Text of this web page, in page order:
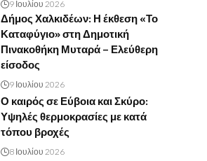
9 Ιουλίου 2026
Δήμος Χαλκιδέων: Η έκθεση «Το
Καταφύγιο» στη Δημοτική
Πινακοθήκη Μυταρά – Ελεύθερη
είσοδος
9 Ιουλίου 2026
Ο καιρός σε Εύβοια και Σκύρο:
Υψηλές θερμοκρασίες με κατά
τόπου βροχές
8 Ιουλίου 2026